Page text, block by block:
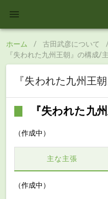
ホーム / 古田武彦について /
『失われた九州王朝』の構成/
『失われた九州王
『失われた九
（作成中）
主な主張
（作成中）